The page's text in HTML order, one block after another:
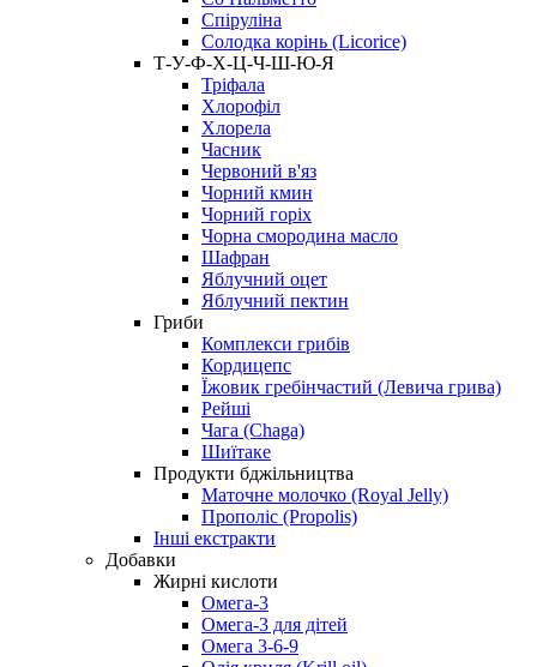
Спіруліна
Солодка корінь (Licorice)
Т-У-Ф-Х-Ц-Ч-Ш-Ю-Я
Тріфала
Хлорофіл
Хлорела
Часник
Червоний в'яз
Чорний кмин
Чорний горіх
Чорна смородина масло
Шафран
Яблучний оцет
Яблучний пектин
Гриби
Комплекси грибів
Кордицепс
Їжовик гребінчастий (Левича грива)
Рейші
Чага (Chaga)
Шиїтаке
Продукти бджільництва
Маточне молочко (Royal Jelly)
Прополіс (Propolis)
Інші екстракти
Добавки
Жирні кислоти
Омега-3
Омега-3 для дітей
Омега 3-6-9